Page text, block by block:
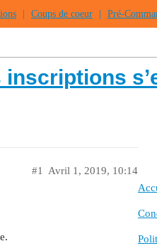
Coups de coeur Pré-
Avril 1, 2019, 10:14
#1